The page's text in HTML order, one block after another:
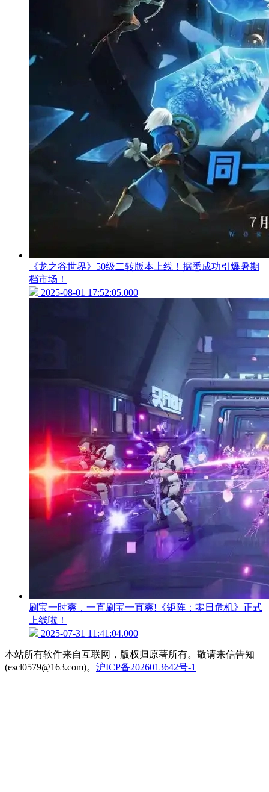
《龙之谷世界》50级二转版本上线！据悉成功引爆暑期
档市场！
2025-08-01 17:52:05.000
刷宝一时爽，一直刷宝一直爽!《矩阵：零日危机》正式
上线啦！
2025-07-31 11:41:04.000
本站所有软件来自互联网，版权归原著所有。敬请来信告知
(escl0579@163.com)。 沪ICP备2026013642号-1